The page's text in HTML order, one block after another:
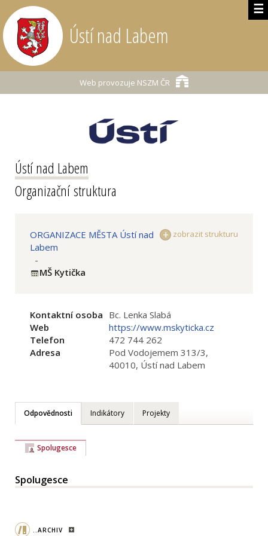
☰
Ústí nad Labem
Web provozuje NSZM ČR
Ústí nad Labem
Organizační struktura
zobrazit strukturu
ORGANIZACE MĚSTA Ústí nad
Labem
-
MŠ Kytička
Kontaktní osoba Bc. Lenka Slabá
Web
https://www.mskyticka.cz
Telefon
472 744 262
Adresa
Pod Vodojemem 313/3,
40010, Ústí nad Labem
Odpovědnosti Indikátory Projekty
Spolugesce
Spolugesce
..ARCHIV